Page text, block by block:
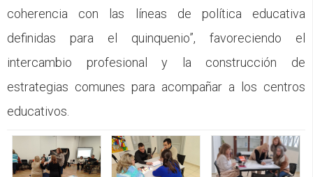
coherencia con las líneas de política educativa
definidas para el quinquenio”, favoreciendo el
intercambio profesional y la construcción de
estrategias comunes para acompañar a los centros
educativos.